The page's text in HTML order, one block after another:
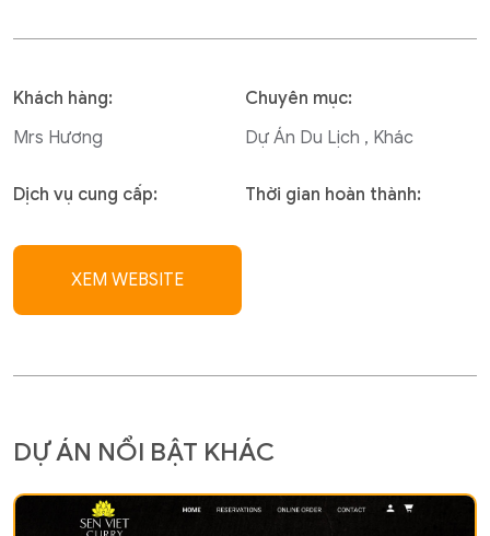
Khách hàng:
Mrs Hương
Chuyên mục:
Dự Án Du Lịch , Khác
Dịch vụ cung cấp: Thời gian hoàn thành:
XEM WEBSITE
DỰ ÁN NỔI BẬT KHÁC